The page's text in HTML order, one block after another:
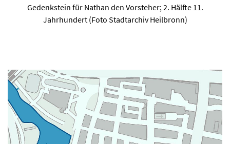
Gedenkstein für Nathan den Vorsteher; 2. Hälfte 11.
Jahrhundert (Foto Stadtarchiv Heilbronn)